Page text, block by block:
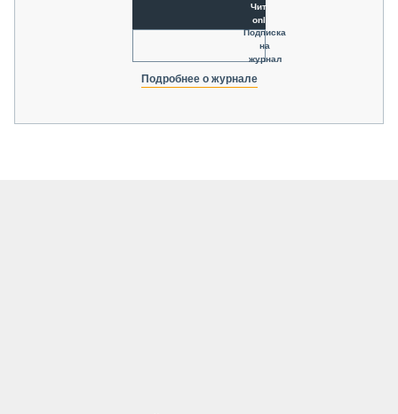
Читать
online
Подписка
на
журнал
Подробнее о журнале